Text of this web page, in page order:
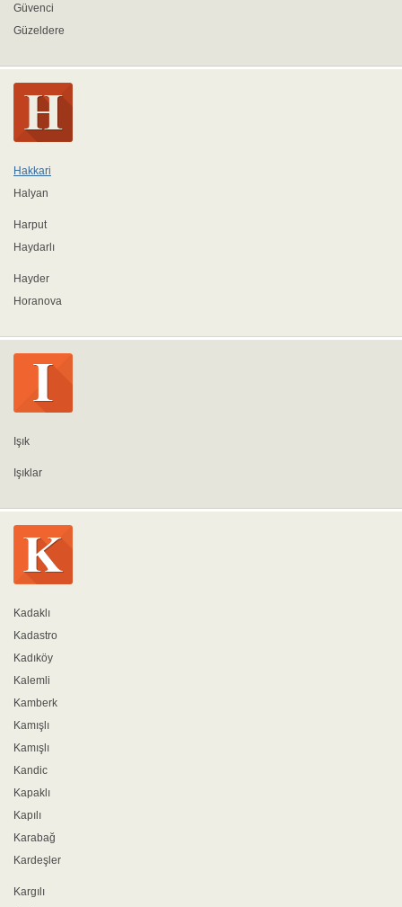
Güvenci
Güzeldere
Hakkari
Halyan
Harput
Haydarlı
Hayder
Horanova
Işık
Işıklar
Kadaklı
Kadastro
Kadıköy
Kalemli
Kamberk
Kamışlı
Kamışlı
Kandic
Kapaklı
Kapılı
Karabağ
Kardeşler
Kargılı